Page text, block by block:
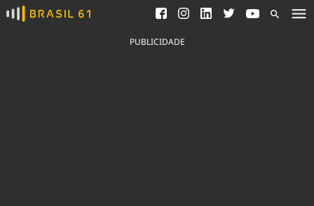
Ver todas as notícias
Saneamento
Indicadores
PUBLICIDADE